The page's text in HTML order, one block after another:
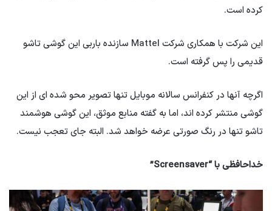
کرده است.
این شرکت با همکاری شرکت Mattel سازنده باربی این گوشی تاشو
قدیمی را پس گرفته است.
اگرچه آنها در کنفرانس سالانه موبایل تنها تصویر محو شده ای از این
گوشی منتشر کرده اند، اما به گفته منابع موثق، این گوشی هوشمند
تاشو تنها در رنگ صورتی عرضه خواهد شد. البته جای تعجب نیست.
خداحافظی با “Screensaver”